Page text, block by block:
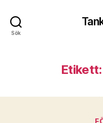
Sök
Etikett: